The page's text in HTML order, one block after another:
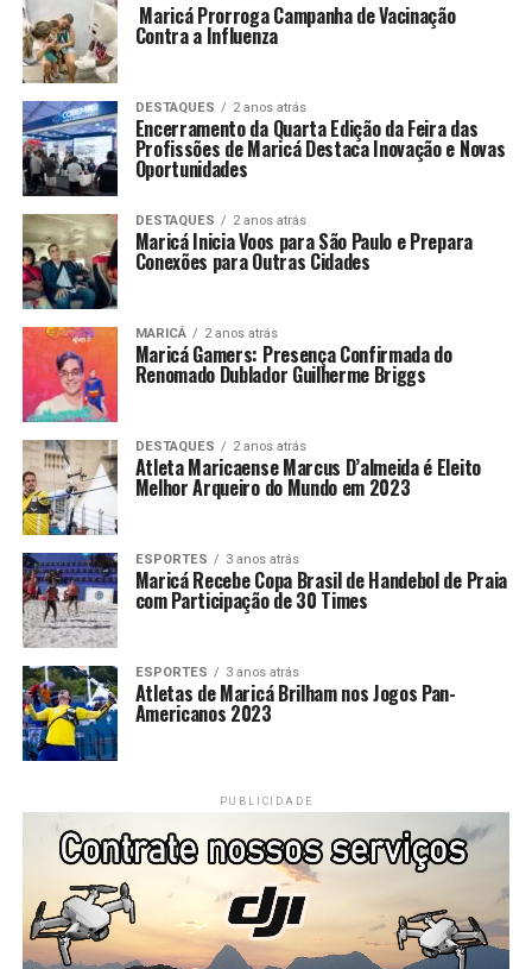
Maricá Prorroga Campanha de Vacinação
Contra a Influenza
DESTAQUES 2 anos atrás
Encerramento da Quarta Edição da Feira das
Profissões de Maricá Destaca Inovação e Novas
Oportunidades
DESTAQUES 2 anos atrás
Maricá Inicia Voos para São Paulo e Prepara
Conexões para Outras Cidades
MARICÁ 2 anos atrás
Maricá Gamers: Presença Confirmada do
Renomado Dublador Guilherme Briggs
DESTAQUES 2 anos atrás
Atleta Maricaense Marcus D’almeida é Eleito
Melhor Arqueiro do Mundo em 2023
ESPORTES 3 anos atrás
Maricá Recebe Copa Brasil de Handebol de Praia
com Participação de 30 Times
ESPORTES 3 anos atrás
Atletas de Maricá Brilham nos Jogos Pan-
Americanos 2023
PUBLICIDADE